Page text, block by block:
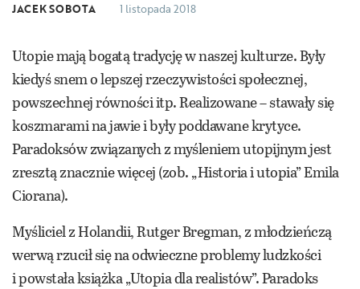
JACEK SOBOTA 1 listopada 2018
Utopie mają bogatą tradycję w naszej kulturze. Były
kiedyś snem o lepszej rzeczywistości społecznej,
powszechnej równości itp. Realizowane – stawały się
koszmarami na jawie i były poddawane krytyce.
Paradoksów związanych z myśleniem utopijnym jest
zresztą znacznie więcej (zob. „Historia i utopia” Emila
Ciorana).
Myśliciel z Holandii, Rutger Bregman, z młodzieńczą
werwą rzucił się na odwieczne problemy ludzkości
i powstała książka „Utopia dla realistów”. Paradoks